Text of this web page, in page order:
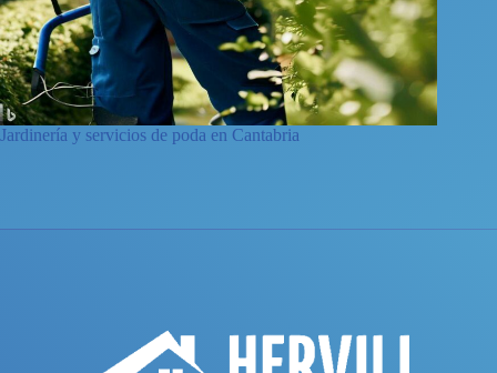
Jardinería y servicios de poda en Cantabria